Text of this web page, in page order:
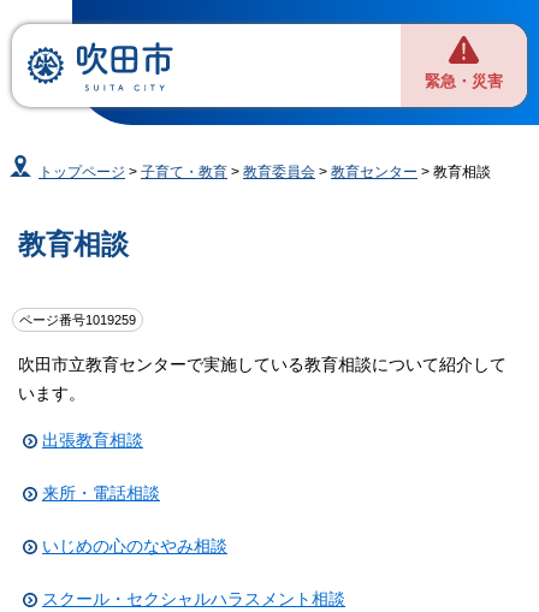
緊急・災害
トップページ >子育て・教育 >教育委員会 >教育センター > 教育相談
教育相談
ページ番号1019259
吹田市立教育センターで実施している教育相談について紹介して
います。
出張教育相談
来所・電話相談
いじめの心のなやみ相談
スクール・セクシャルハラスメント相談